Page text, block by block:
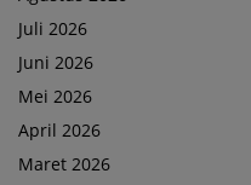
Juli 2026
Juni 2026
Mei 2026
April 2026
Maret 2026